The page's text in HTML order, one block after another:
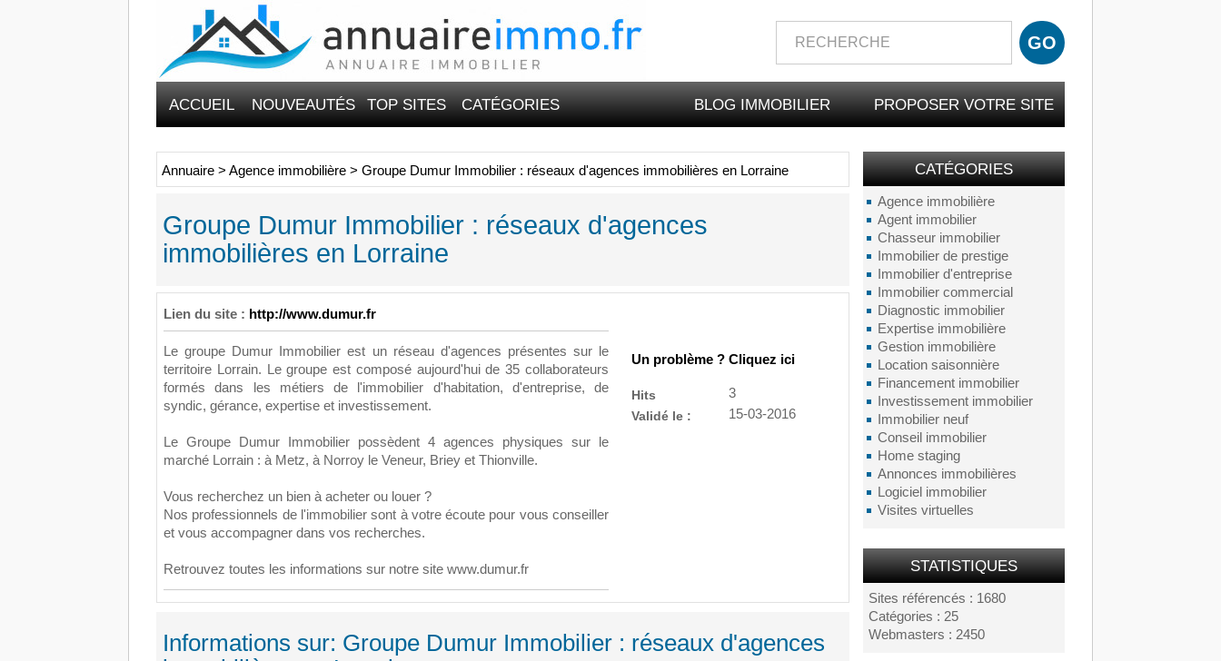
ACCUEIL NOUVEAUTÉS TOP SITES CATÉGORIES PROPOSER VOTRE SITE
BLOG IMMOBILIER
CATÉGORIES
Agence immobilière
Agent immobilier
Chasseur immobilier
Immobilier de prestige
Immobilier d'entreprise
Immobilier commercial
Diagnostic immobilier
Expertise immobilière
Gestion immobilière
Location saisonnière
Financement immobilier
Investissement immobilier
Immobilier neuf
Conseil immobilier
Home staging
Annonces immobilières
Logiciel immobilier
Visites virtuelles
STATISTIQUES
Sites référencés : 1680
Catégories : 25
Webmasters : 2450
Annuaire > Agence immobilière > Groupe Dumur Immobilier : réseaux d'agences immobilières en Lorraine
Groupe Dumur Immobilier : réseaux d'agences
immobilières en Lorraine
Lien du site : http://www.dumur.fr
Le groupe Dumur Immobilier est un réseau d'agences présentes sur le
territoire Lorrain. Le groupe est composé aujourd'hui de 35 collaborateurs
formés dans les métiers de l'immobilier d'habitation, d'entreprise, de
syndic, gérance, expertise et investissement.
Le Groupe Dumur Immobilier possèdent 4 agences physiques sur le
marché Lorrain : à Metz, à Norroy le Veneur, Briey et Thionville.
Vous recherchez un bien à acheter ou louer ?
Nos professionnels de l'immobilier sont à votre écoute pour vous conseiller
et vous accompagner dans vos recherches.
Retrouvez toutes les informations sur notre site www.dumur.fr
Un problème ? Cliquez ici
Hits
3
Validé le :
15-03-2016
Informations sur: Groupe Dumur Immobilier : réseaux d'agences